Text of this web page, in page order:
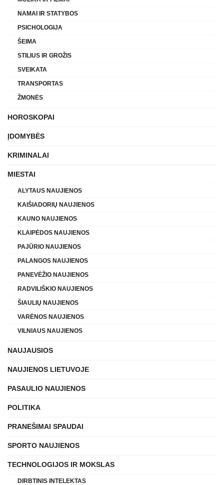
NAMAI IR STATYBOS
PSICHOLOGIJA
ŠEIMA
STILIUS IR GROŽIS
SVEIKATA
TRANSPORTAS
ŽMONĖS
HOROSKOPAI
ĮDOMYBĖS
KRIMINALAI
MIESTAI
ALYTAUS NAUJIENOS
KAIŠIADORIŲ NAUJIENOS
KAUNO NAUJIENOS
KLAIPĖDOS NAUJIENOS
PAJŪRIO NAUJIENOS
PALANGOS NAUJIENOS
PANEVĖŽIO NAUJIENOS
RADVILIŠKIO NAUJIENOS
ŠIAULIŲ NAUJIENOS
VARĖNOS NAUJIENOS
VILNIAUS NAUJIENOS
NAUJAUSIOS
NAUJIENOS LIETUVOJE
PASAULIO NAUJIENOS
POLITIKA
PRANEŠIMAI SPAUDAI
SPORTO NAUJIENOS
TECHNOLOGIJOS IR MOKSLAS
DIRBTINIS INTELEKTAS